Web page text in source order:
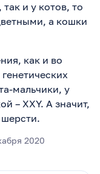
и у котов, то
а кошки
как и во
мальчики, у
– XXY. А значит,
2020